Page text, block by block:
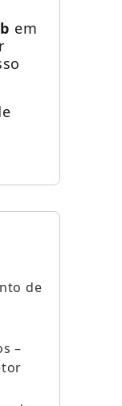
em
de
–